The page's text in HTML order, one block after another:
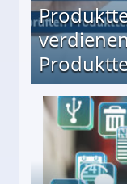
↻ Täglich neue